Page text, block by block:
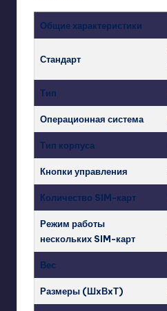
Общие характеристики
Стандарт
Тип
Операционная система
Тип корпуса
Кнопки управления
Количество SIM-карт
Режим работы
нескольких SIM-карт
Вес
Размеры (ШxВxТ)